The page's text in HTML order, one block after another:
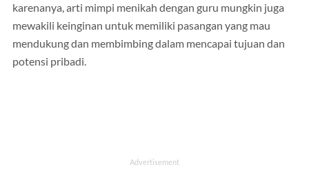
karenanya, arti mimpi menikah dengan guru mungkin juga
mewakili keinginan untuk memiliki pasangan yang mau
mendukung dan membimbing dalam mencapai tujuan dan
potensi pribadi.